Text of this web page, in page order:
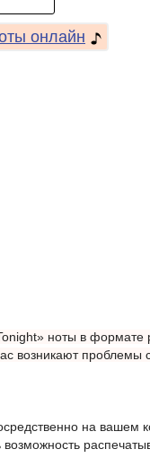
онлайн
ноты в формате
возникают
на вашем